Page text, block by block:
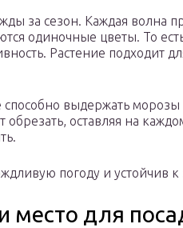
за сезон. Каждая волна
одиночные цветы. То
Растение подходит
способно выдержать морозы
оставляя на
погоду и устойчив
место для